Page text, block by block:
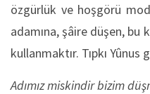
özgürlük ve hoşgörü
adamına, şâire düşen, bu
kullanmaktır. Tıpkı
Adımız miskindir bizim